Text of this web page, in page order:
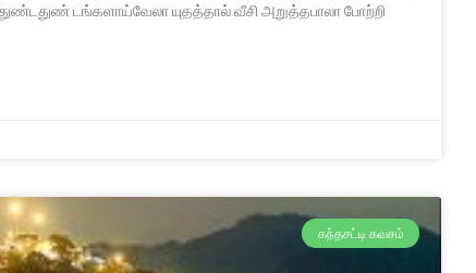
டங்களாய்வேலா யுதத்தால் வீசி அறுத்தபாலா போற்றி
கந்தசட்டி கவசம்